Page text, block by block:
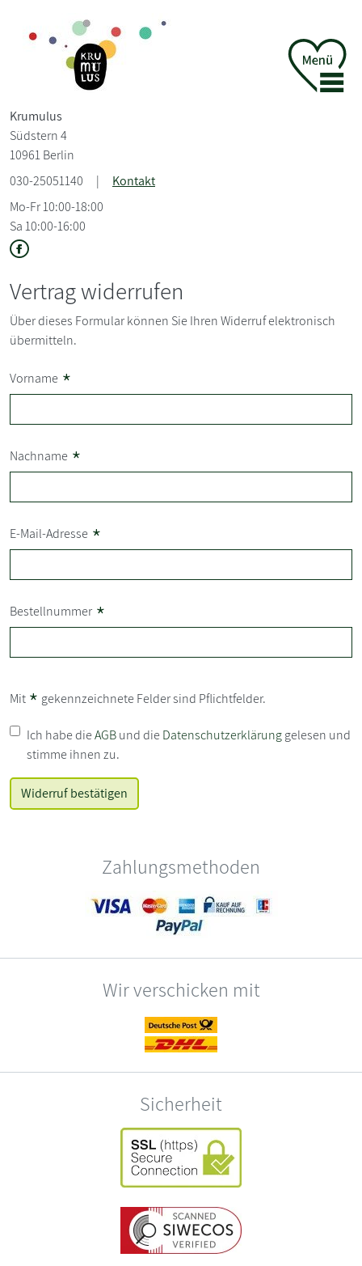
Krumulus
Südstern 4
10961 Berlin
030-25051140
|
Kontakt
Mo-Fr 10:00-18:00
Sa 10:00-16:00
Vertrag widerrufen
Über dieses Formular können Sie Ihren Widerruf elektronisch
übermitteln.
Vorname *
Nachname *
E-Mail-Adresse *
Bestellnummer *
Mit * gekennzeichnete Felder sind Pflichtfelder.
Ich habe dieAGBund dieDatenschutzerklärunggelesen und
stimme ihnen zu.
Zahlungsmethoden
Wir verschicken mit
Sicherheit